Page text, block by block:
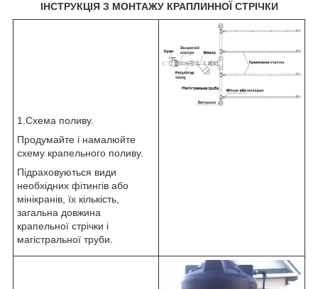
ІНСТРУКЦІЯ З МОНТАЖУ КРАПЛИННОЇ СТРІЧКИ
1.Схема поливу.
Продумайте і намалюйте
схему крапельного поливу.
Підраховуються види
необхідних фітингів або
мінікранів, їх кількість,
загальна довжина
крапельної стрічки і
магістральної труби.